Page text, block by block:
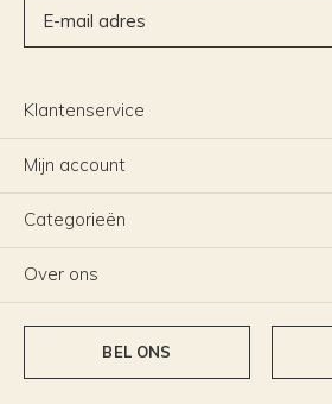
Klantenservice
Mijn account
Categorieën
Over ons
BEL ONS